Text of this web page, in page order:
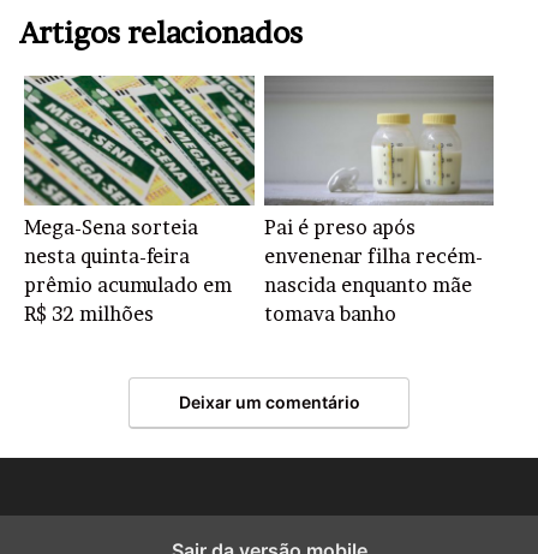
Artigos relacionados
Mega-Sena sorteia
nesta quinta-feira
prêmio acumulado em
R$ 32 milhões
Pai é preso após
envenenar filha recém-
nascida enquanto mãe
tomava banho
Deixar um comentário